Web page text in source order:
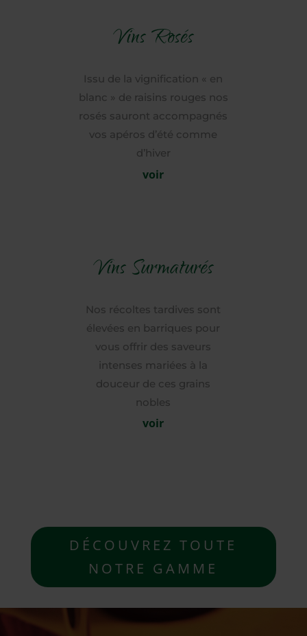
Vins Rosés
Issu de la vignification « en
blanc » de raisins rouges nos
rosés sauront accompagnés
vos apéros d’été comme
d’hiver
voir
Vins Surmaturés
Nos récoltes tardives sont
élevées en barriques pour
vous offrir des saveurs
intenses mariées à la
douceur de ces grains
nobles
voir
DÉCOUVREZ TOUTE
NOTRE GAMME